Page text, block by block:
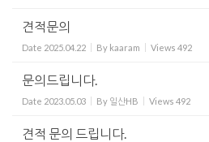
견적문의
Date 2025.04.22 By kaaram Views 492
문의드립니다.
Date 2023.05.03 By 일산HB Views 492
견적 문의 드립니다.